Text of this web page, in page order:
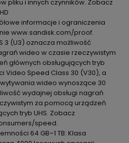
pliku i innych czynników. Zobacz
informacje i ograniczenia
www.sandisk.com/proof.
3 (U3) oznacza możliwość
wideo w czasie rzeczywistym
głównych obsługujących tryb
Video Speed Class 30 (V30), a
wideo wynoszące 30
wydajnej obsługi nagrań
za pomocą urządzeń
tryb UHS. Zobacz
speed.
64 GB–1 TB: Klasa